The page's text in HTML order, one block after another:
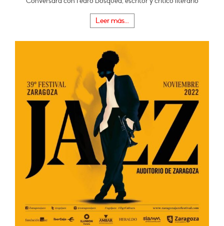
Leer más...